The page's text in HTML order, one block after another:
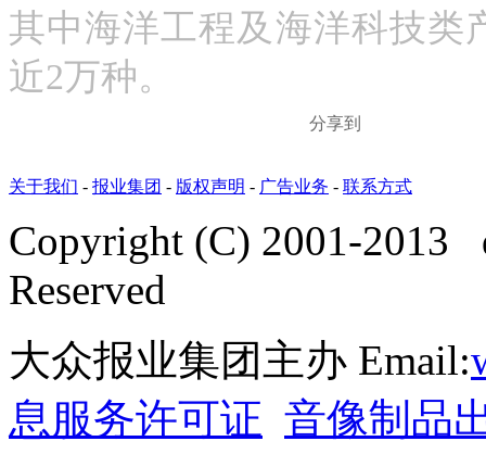
其中海洋工程及海洋科技类
近2万种。
分享到
关于我们 - 报业集团 - 版权声明 - 广告业务 - 联系方式
Copyright (C) 2001-2013
Reserved
大众报业集团主办 Email:
息服务许可证 音像制品